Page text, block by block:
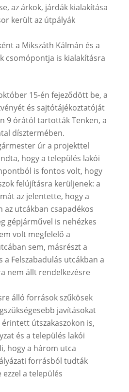
az árkok, járdák kialakítása
került az útpályák
a Mikszáth Kálmán és a
csomópontja is kialakításra
15-én fejeződött be, a
és sajtótájékoztatóját
9 órától tartották Tenken, a
dísztermében.
úr a projekttel
hogy a település lakói
is fontos volt, hogy
felújításra kerüljenek: a
az jelentette, hogy a
az utcákban csapadékos
gépjárművel is nehézkes
volt megfelelő a
sem, másrészt a
a Felszabadulás utcákban a
nem állt rendelkezésre
álló források szűkösek
javításokat
útszakaszokon is,
és a település lakói
hogy a három utca
forrásból tudták
a település